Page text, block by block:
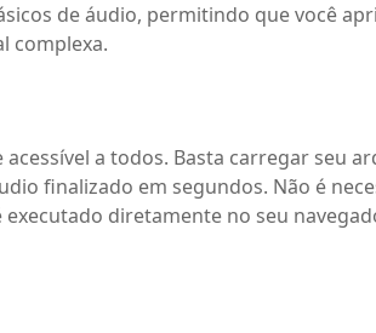
de áudio, permitindo que você
complexa.
a todos. Basta carregar seu
finalizado em segundos. Não é
diretamente no seu